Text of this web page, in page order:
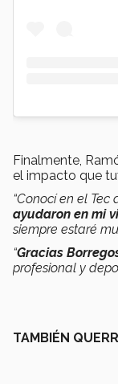
Finalmente,
el impacto que
“Conocí en el Tec
ayudaron en mi
siempre estaré
“Gracias
profesional y
TAMBIÉN